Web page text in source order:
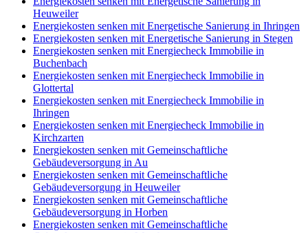
Heuweiler
Energiekosten senken mit Energetische Sanierung in Ihringen
Energiekosten senken mit Energetische Sanierung in Stegen
Energiekosten senken mit Energiecheck Immobilie in
Buchenbach
Energiekosten senken mit Energiecheck Immobilie in
Glottertal
Energiekosten senken mit Energiecheck Immobilie in
Ihringen
Energiekosten senken mit Energiecheck Immobilie in
Kirchzarten
Energiekosten senken mit Gemeinschaftliche
Gebäudeversorgung in Au
Energiekosten senken mit Gemeinschaftliche
Gebäudeversorgung in Heuweiler
Energiekosten senken mit Gemeinschaftliche
Gebäudeversorgung in Horben
Energiekosten senken mit Gemeinschaftliche